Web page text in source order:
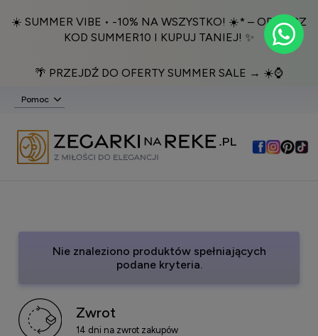
☀️ SUMMER VIBE • -10% NA WSZYSTKO! ☀️* – ODBIERZ
KOD SUMMER10 I KUPUJ TANIEJ! ✨
🌴 PRZEJDŹ DO OFERTY SUMMER SALE → ☀️⌚️
Pomoc
Nie znaleziono produktów spełniających
podane kryteria.
Zwrot
14 dni na zwrot zakupów